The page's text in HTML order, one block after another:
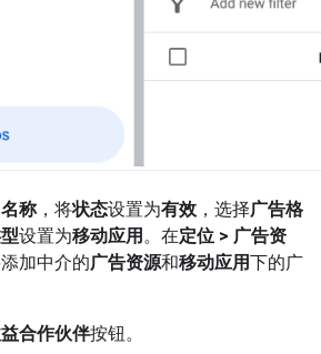
名称，将状态设置为有效 ，选择广告格
设置为移动应用 。在定位 > 广告资
加中介的广告资源和移动应用下的广
合作伙伴按钮。